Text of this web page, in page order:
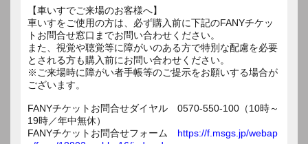
【車いすでご来場のお客様へ】
車いすをご使用の方は、必ず購入前に下記のFANYチケッ
トお問合せ窓口までお問い合わせください。
また、視覚や聴覚等に障がいのある方で特別な配慮を必要
とされる方も購入前にお問い合わせください。
※ご来場時に障がい者手帳等のご提示をお願いする場合が
ございます。
FANYチケットお問合せダイヤル 0570-550-100（10時～
19時／年中無休）
FANYチケットお問合せフォーム https://f.msgs.jp/webap